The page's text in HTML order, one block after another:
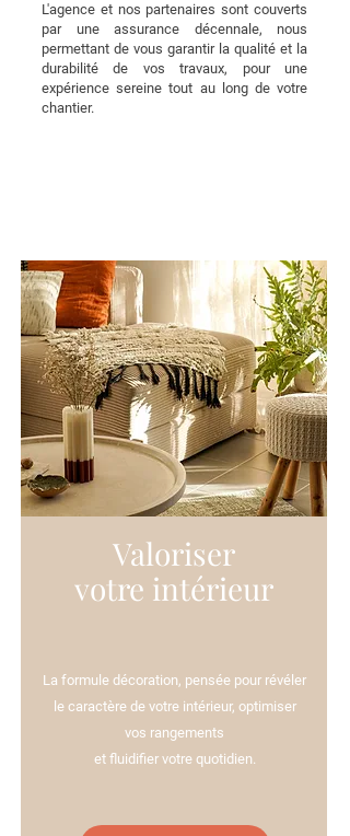
L'agence et nos partenaires sont couverts
par une assurance décennale, nous
permettant de vous garantir la qualité et la
durabilité de vos travaux, pour une
expérience sereine tout au long de votre
chantier.
Valoriser
votre intérieur
La formule décoration, pensée pour révéler
le caractère de votre intérieur, optimiser
vos rangements
et fluidifier votre quotidien.